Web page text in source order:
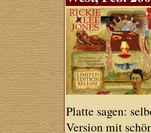
Platte sagen:
Version mit